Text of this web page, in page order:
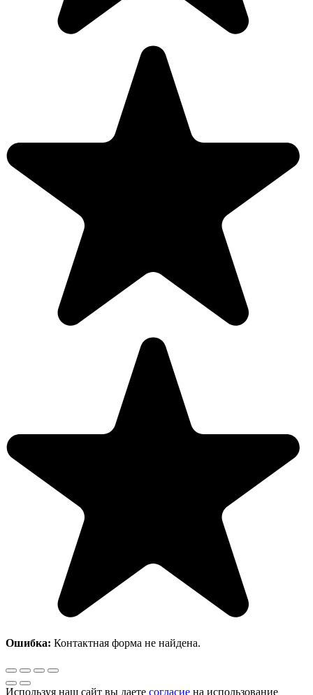
Ошибка: Контактная форма не найдена.
Используя наш сайт вы даете согласие на использование